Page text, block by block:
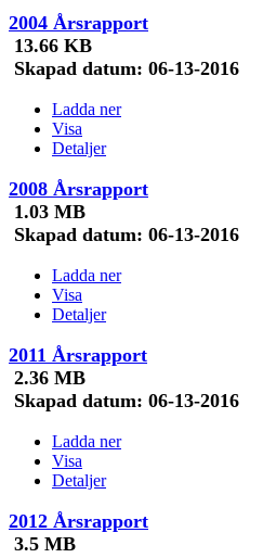
2004 Årsrapport
13.66 KB
Skapad datum: 06-13-2016
Ladda ner
Visa
Detaljer
2008 Årsrapport
1.03 MB
Skapad datum: 06-13-2016
Ladda ner
Visa
Detaljer
2011 Årsrapport
2.36 MB
Skapad datum: 06-13-2016
Ladda ner
Visa
Detaljer
2012 Årsrapport
3.5 MB